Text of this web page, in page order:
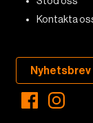
Kontakta
Nyhetsbrev